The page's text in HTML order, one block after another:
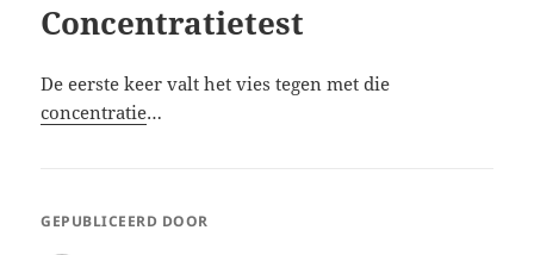
Concentratietest
De eerste keer valt het vies tegen met die
concentratie…
GEPUBLICEERD DOOR